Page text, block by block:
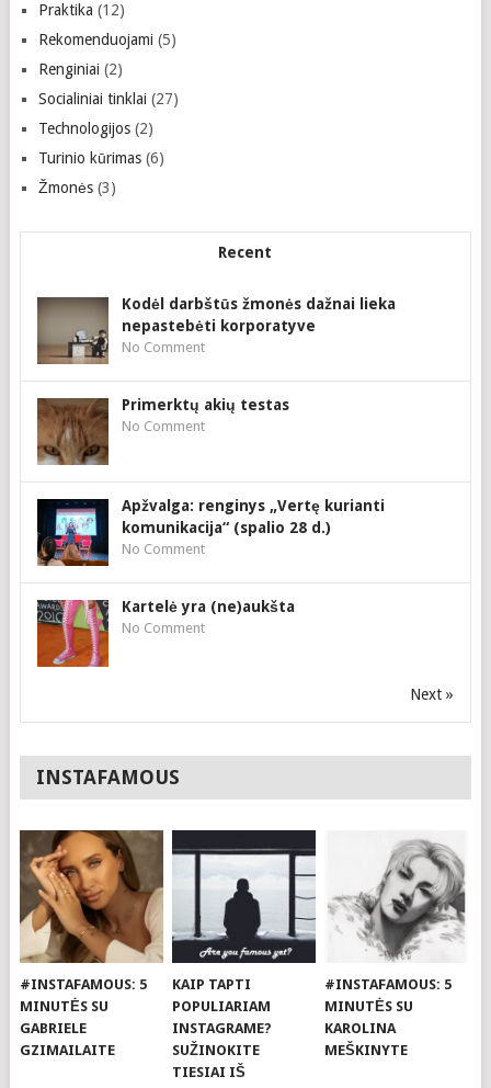
Praktika (12)
Rekomenduojami (5)
Renginiai (2)
Socialiniai tinklai (27)
Technologijos(2)
Turinio kūrimas(6)
Žmonės(3)
Recent
Kodėl darbštūs žmonės dažnai lieka
nepastebėti korporatyve
No Comment
Primerktų akių testas
No Comment
Apžvalga: renginys „Vertę kurianti
komunikacija“ (spalio 28 d.)
No Comment
Kartelė yra (ne)aukšta
No Comment
Next »
INSTAFAMOUS
#INSTAFAMOUS: 5
MINUTĖS SU
GABRIELE
GZIMAILAITE
KAIP TAPTI
POPULIARIAM
INSTAGRAME?
SUŽINOKITE
TIESIAI IŠ
#INSTAFAMOUS: 5
MINUTĖS SU
KAROLINA
MEŠKINYTE